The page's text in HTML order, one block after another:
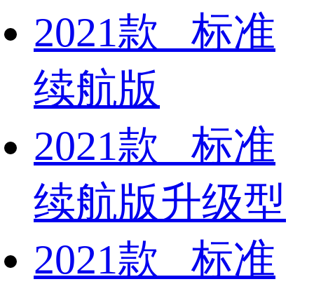
2021款 标准
续航版
2021款 标准
续航版升级型
2021款 标准